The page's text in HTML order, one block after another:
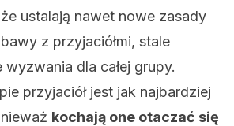
ustalają nawet nowe zasady
z przyjaciółmi, stale
dla całej grupy.
przyjaciół jest jak najbardziej
kochają one otaczać się